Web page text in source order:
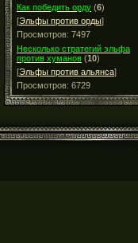
Как победить орду (6)
[Эльфы против орды]
Просмотров: 7497
Несколько стратегий эльфа
против хуманов (10)
[Эльфы против альянса]
Просмотров: 6729